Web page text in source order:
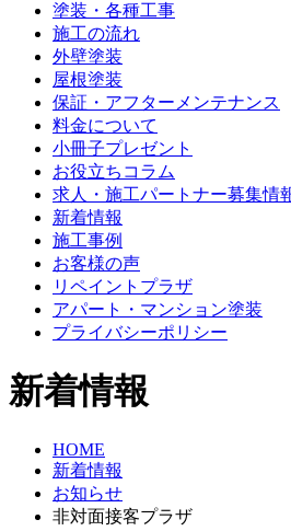
塗装・各種工事
施工の流れ
外壁塗装
屋根塗装
保証・アフターメンテナンス
料金について
小冊子プレゼント
お役立ちコラム
求人・施工パートナー募集情
新着情報
施工事例
お客様の声
リペイントプラザ
アパート・マンション塗装
プライバシーポリシー
新着情報
HOME
新着情報
お知らせ
非対面接客プラザ